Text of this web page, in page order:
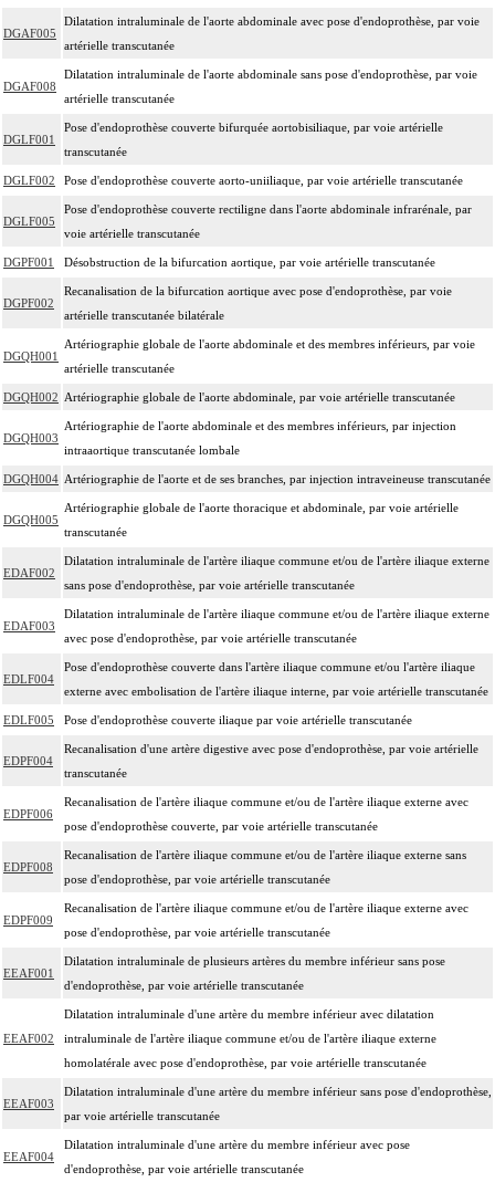
DGAF005
Dilatation intraluminale de l'aorte abdominale avec pose d'endoprothèse, par voie
artérielle transcutanée
DGAF008
Dilatation intraluminale de l'aorte abdominale sans pose d'endoprothèse, par voie
artérielle transcutanée
DGLF001
Pose d'endoprothèse couverte bifurquée aortobisiliaque, par voie artérielle
transcutanée
DGLF002 Pose d'endoprothèse couverte aorto-uniiliaque, par voie artérielle transcutanée
DGLF005
Pose d'endoprothèse couverte rectiligne dans l'aorte abdominale infrarénale, par
voie artérielle transcutanée
DGPF001 Désobstruction de la bifurcation aortique, par voie artérielle transcutanée
DGPF002
Recanalisation de la bifurcation aortique avec pose d'endoprothèse, par voie
artérielle transcutanée bilatérale
DGQH001
Artériographie globale de l'aorte abdominale et des membres inférieurs, par voie
artérielle transcutanée
DGQH002 Artériographie globale de l'aorte abdominale, par voie artérielle transcutanée
DGQH003
Artériographie de l'aorte abdominale et des membres inférieurs, par injection
intraaortique transcutanée lombale
DGQH004 Artériographie de l'aorte et de ses branches, par injection intraveineuse transcutanée
DGQH005
Artériographie globale de l'aorte thoracique et abdominale, par voie artérielle
transcutanée
EDAF002
Dilatation intraluminale de l'artère iliaque commune et/ou de l'artère iliaque externe
sans pose d'endoprothèse, par voie artérielle transcutanée
EDAF003
Dilatation intraluminale de l'artère iliaque commune et/ou de l'artère iliaque externe
avec pose d'endoprothèse, par voie artérielle transcutanée
EDLF004
Pose d'endoprothèse couverte dans l'artère iliaque commune et/ou l'artère iliaque
externe avec embolisation de l'artère iliaque interne, par voie artérielle transcutanée
EDLF005 Pose d'endoprothèse couverte iliaque par voie artérielle transcutanée
EDPF004
Recanalisation d'une artère digestive avec pose d'endoprothèse, par voie artérielle
transcutanée
EDPF006
Recanalisation de l'artère iliaque commune et/ou de l'artère iliaque externe avec
pose d'endoprothèse couverte, par voie artérielle transcutanée
EDPF008
Recanalisation de l'artère iliaque commune et/ou de l'artère iliaque externe sans
pose d'endoprothèse, par voie artérielle transcutanée
EDPF009
Recanalisation de l'artère iliaque commune et/ou de l'artère iliaque externe avec
pose d'endoprothèse, par voie artérielle transcutanée
EEAF001
Dilatation intraluminale de plusieurs artères du membre inférieur sans pose
d'endoprothèse, par voie artérielle transcutanée
EEAF002
Dilatation intraluminale d'une artère du membre inférieur avec dilatation
intraluminale de l'artère iliaque commune et/ou de l'artère iliaque externe
homolatérale avec pose d'endoprothèse, par voie artérielle transcutanée
EEAF003
Dilatation intraluminale d'une artère du membre inférieur sans pose d'endoprothèse,
par voie artérielle transcutanée
EEAF004
Dilatation intraluminale d'une artère du membre inférieur avec pose
d'endoprothèse, par voie artérielle transcutanée